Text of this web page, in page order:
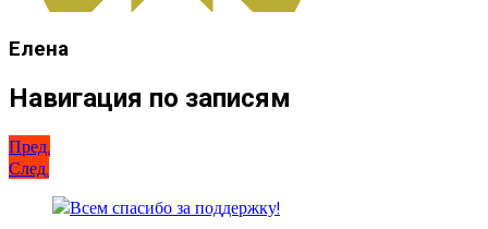
Елена
Навигация по записям
Пред.
След.